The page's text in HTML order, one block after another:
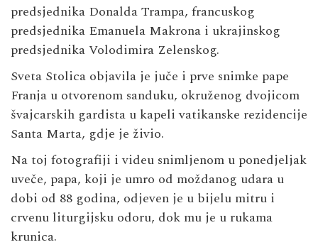
predsjednika Donalda Trampa, francuskog
predsjednika Emanuela Makrona i ukrajinskog
predsjednika Volodimira Zelenskog.
Sveta Stolica objavila je juče i prve snimke pape
Franja u otvorenom sanduku, okruženog dvojicom
švajcarskih gardista u kapeli vatikanske rezidencije
Santa Marta, gdje je živio.
Na toj fotografiji i videu snimljenom u ponedjeljak
uveče, papa, koji je umro od moždanog udara u
dobi od 88 godina, odjeven je u bijelu mitru i
crvenu liturgijsku odoru, dok mu je u rukama
krunica.